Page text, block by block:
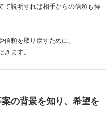
て説明すれば相手からの信頼も得
頼を取り戻すために。
ます。
の背景を知り、希望を